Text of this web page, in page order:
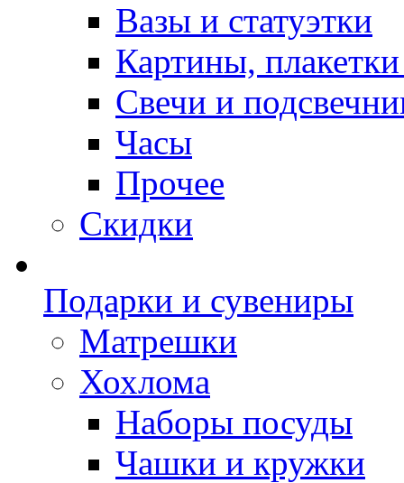
Вазы и статуэтки
Картины,
Свечи и
Часы
Прочее
Скидки
Подарки и сувениры
Матрешки
Хохлома
Наборы посуды
Чашки и кружки